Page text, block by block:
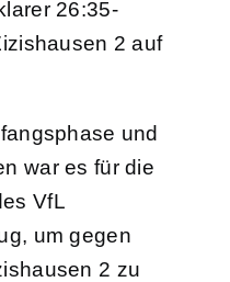
26:35-
2 auf
und
war es für die
VfL
um gegen
2 zu